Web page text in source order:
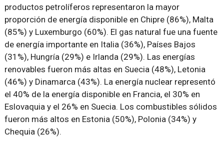
productos petrolíferos representaron la mayor
proporción de energía disponible en Chipre (86%), Malta
(85%) y Luxemburgo (60%). El gas natural fue una fuente
de energía importante en Italia (36%), Países Bajos
(31%), Hungría (29%) e Irlanda (29%). Las energías
renovables fueron más altas en Suecia (48%), Letonia
(46%) y Dinamarca (43%). La energía nuclear representó
el 40% de la energía disponible en Francia, el 30% en
Eslovaquia y el 26% en Suecia. Los combustibles sólidos
fueron más altos en Estonia (50%), Polonia (34%) y
Chequia (26%).